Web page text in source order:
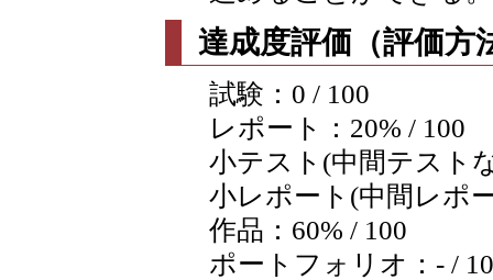
達成度評価（評価方
試験：0 / 100
レポート：20% / 100
小テスト(中間テスト
小レポート(中間レポ
作品：60% / 100
ポートフォリオ：- /